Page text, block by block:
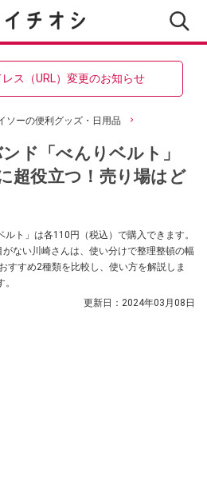
ス（URL）変更のお知らせ
ソーの便利グッズ・日用品
ド「べんりベルト」
超役立つ！売り場はど
ト」は各110円（税込）で購入できます。
ない川崎さんは、使い分けで整理整頓の幅
すすめ2種類を比較し、使い方を解説しま
更新日： 2024年03月08日